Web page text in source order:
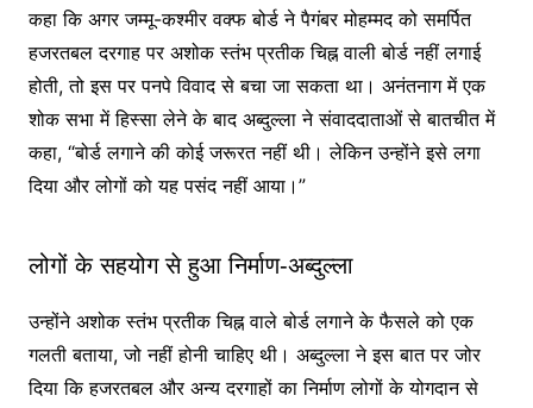
कहा कि अगर जम्मू-कश्मीर वक्फ बोर्ड ने पैगंबर मोहम्मद को समर्पित
हजरतबल दरगाह पर अशोक स्तंभ प्रतीक चिह्न वाली बोर्ड नहीं लगाई
होती, तो इस पर पनपे विवाद से बचा जा सकता था। अनंतनाग में एक
शोक सभा में हिस्सा लेने के बाद अब्दुल्ला ने संवाददाताओं से बातचीत में
कहा, “बोर्ड लगाने की कोई जरूरत नहीं थी। लेकिन उन्होंने इसे लगा
दिया और लोगों को यह पसंद नहीं आया।”
लोगों के सहयोग से हुआ निर्माण-अब्दुल्ला
उन्होंने अशोक स्तंभ प्रतीक चिह्न वाले बोर्ड लगाने के फैसले को एक
गलती बताया, जो नहीं होनी चाहिए थी। अब्दुल्ला ने इस बात पर जोर
दिया कि हजरतबल और अन्य दरगाहों का निर्माण लोगों के योगदान से